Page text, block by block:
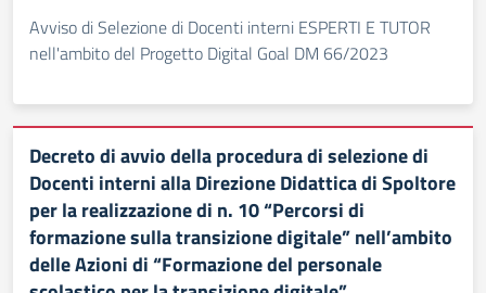
Avviso di Selezione di Docenti interni ESPERTI E TUTOR
nell'ambito del Progetto Digital Goal DM 66/2023
Decreto di avvio della procedura di selezione di
Docenti interni alla Direzione Didattica di Spoltore
per la realizzazione di n. 10 “Percorsi di
formazione sulla transizione digitale” nell’ambito
delle Azioni di “Formazione del personale